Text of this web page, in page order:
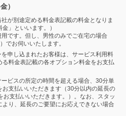
）
が別途定める料金表記載の料金となりま
」といいます。）
です。但し、男性のみでご在宅の場合
でお伺いいたします。
申し込まれたお客様は、サービス利用料
料金表記載の各オプション料金をお支払
ビスの所定の時間を超える場合、30分単
支払いいただきます（30分以内の延長の
お支払いいただきます。）。なお、スタッ
り、延長のご要望にお応えできない場合